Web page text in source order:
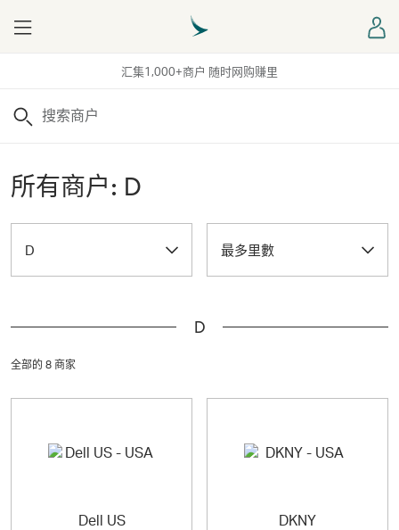
汇集1,000+商户 随时网购赚里
Menu
搜索
所有商户: D
D 最多里數
D
全部的 8 商家
Dell US DKNY